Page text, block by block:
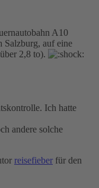
A10
Salzburg, auf eine
2,8 to).
Ich hatte
andere solche
reisefieber für den